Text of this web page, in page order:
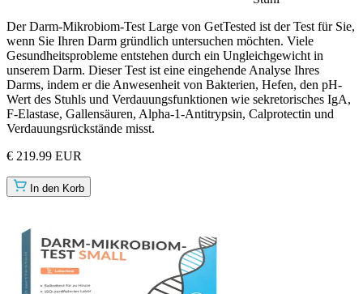
Der Darm-Mikrobiom-Test Large von GetTested ist der Test für Sie,
wenn Sie Ihren Darm gründlich untersuchen möchten. Viele
Gesundheitsprobleme entstehen durch ein Ungleichgewicht in
unserem Darm. Dieser Test ist eine eingehende Analyse Ihres
Darms, indem er die Anwesenheit von Bakterien, Hefen, den pH-
Wert des Stuhls und Verdauungsfunktionen wie sekretorisches IgA,
F-Elastase, Gallensäuren, Alpha-1-Antitrypsin, Calprotectin und
Verdauungsrückstände misst.
€ 219.99 EUR
In den Korb